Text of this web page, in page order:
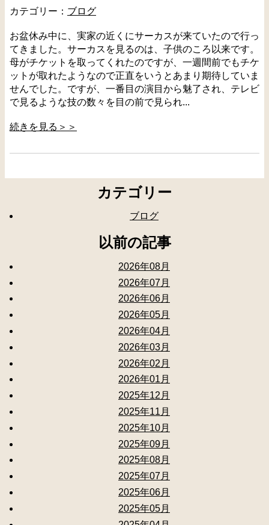
カテゴリー： ブログ
お盆休み中に、実家の近くにサーカスが来ていたので行っ
てきました。サーカスを見るのは、子供のころ以来です。
母がチケットを取ってくれたのですが、一週間前でもチケ
ットが取れたようなので正直をいうとあまり期待していま
せんでした。ですが、一番目の演目から魅了され、テレビ
で見るような技の数々を目の前で見られ...
続きを見る＞＞
カテゴリー
ブログ
以前の記事
2026年08月
2026年07月
2026年06月
2026年05月
2026年04月
2026年03月
2026年02月
2026年01月
2025年12月
2025年11月
2025年10月
2025年09月
2025年08月
2025年07月
2025年06月
2025年05月